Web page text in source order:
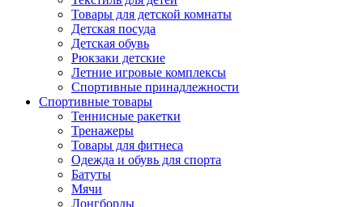
Товары для детской комнаты
Детская посуда
Детская обувь
Рюкзаки детские
Летние игровые комплексы
Спортивные принадлежности
Спортивные товары
Теннисные ракетки
Тренажеры
Товары для фитнеса
Одежда и обувь для спорта
Батуты
Мячи
Лонгборды